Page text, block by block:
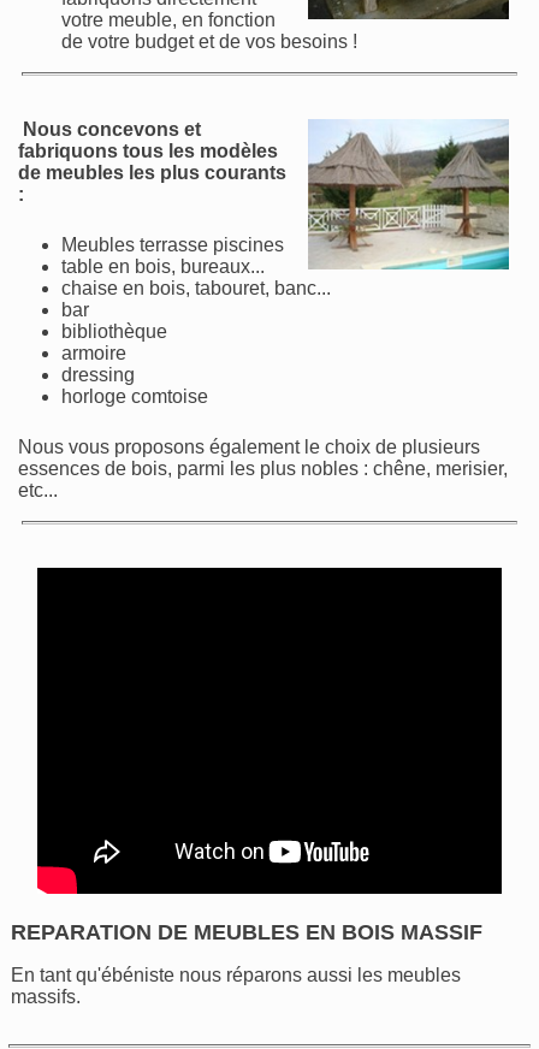
votre meuble, en fonction
de votre budget et de vos besoins !
Nous concevons et
fabriquons tous les modèles
de meubles les plus courants
:
Meubles terrasse piscines
table en bois, bureaux...
chaise en bois, tabouret, banc...
bar
bibliothèque
armoire
dressing
horloge comtoise
Nous vous proposons également le choix de plusieurs
essences de bois, parmi les plus nobles : chêne, merisier,
etc...
REPARATION DE MEUBLES EN BOIS MASSIF
En tant qu'ébéniste nous réparons aussi les meubles
massifs.